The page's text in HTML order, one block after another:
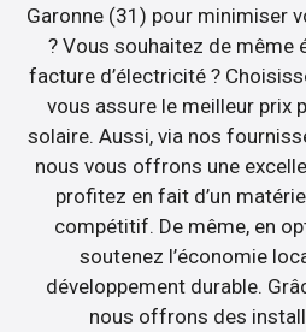
Garonne (31) pour minimiser
? Vous souhaitez de même
facture d’électricité ?
vous assure le meilleur prix
solaire. Aussi, via nos
nous vous offrons une
profitez en fait d’un
compétitif. De même, en
soutenez l’économie
développement durable.
nous offrons des